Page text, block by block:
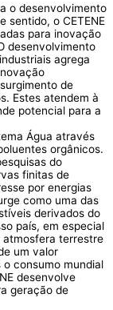
o desenvolvimento
sentido, o CETENE
para inovação
desenvolvimento
agrega
de
Estes atendem à
potencial para a
Água através
orgânicos.
do
finitas de
por energias
como uma das
derivados do
país, em especial
atmosfera terrestre
um valor
consumo mundial
desenvolve
geração de